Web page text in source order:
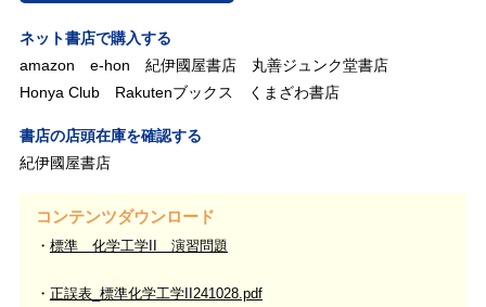
ネット書店で購入する
amazon
e-hon 紀伊國屋書店
丸善ジュンク堂書店
Honya Club
Rakutenブックス くまざわ書店
書店の店頭在庫を確認する
紀伊國屋書店
コンテンツダウンロード
標準 化学工学II 演習問題
正誤表_標準化学工学II241028.pdf